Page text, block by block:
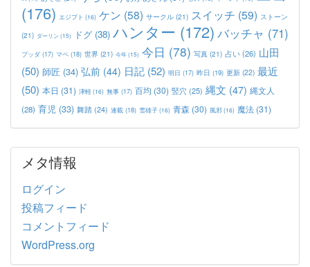
(176) エジプト (16) ケン (58) サークル (21) スイッチ (59) ストーン
(21) ダーリン(15) ドグ (38) ハンター (172) バッチャ (71)
ブッダ (17) マペ (18) 世界 (21) 今年(15) 今日 (78) 写真 (21) 占い(26) 山田
(50) 師匠 (34) 弘前 (44) 日記 (52) 明日 (17) 昨日 (19) 更新 (22) 最近
(50) 本日 (31) 津軽(16) 無事 (17) 百均 (30) 竪穴 (25) 縄文 (47) 縄文人
(28) 育児 (33) 舞踏 (24) 連載 (18) 雪雄子(16) 青森 (30) 風邪(16) 魔法 (31)
メタ情報
ログイン
投稿フィード
コメントフィード
WordPress.org